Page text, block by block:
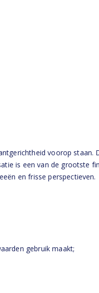
voorop staan.
is een van de grootste
en frisse perspectieven.
gebruik maakt;